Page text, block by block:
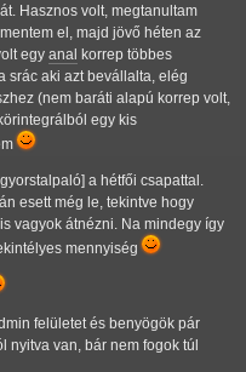
Hasznos volt, megtanultam
el, majd jövő héten az
egy anal korrep többes
srác aki azt bevállalta, elég
(nem baráti alapú korrep volt,
egy kis
a hétfői csapattal.
esett még le, tekintve hogy
vagyok átnézni. Na mindegy így
mennyiség
felületet és benyögök pár
nyitva van, bár nem fogok túl